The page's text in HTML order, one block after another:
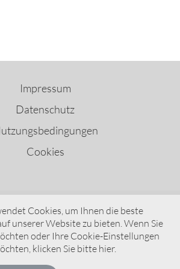
Cookies, um Ihnen die beste
unserer Website zu bieten. Wenn Sie
oder Ihre Cookie-Einstellungen
klicken Sie bitte hier.
Impressum
Datenschutz
Cookies
VDO – A Brand of AUMOVIO